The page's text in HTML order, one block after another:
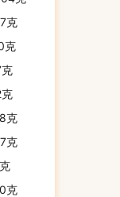
克
克
克
克
克